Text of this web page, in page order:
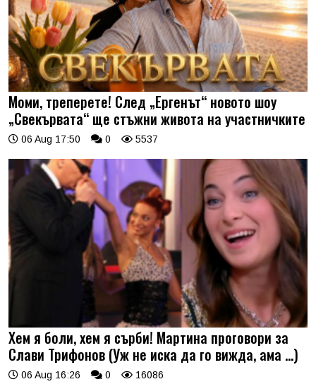
Моми, треперете! След „Ергенът“ новото шоу
„Свекървата“ ще стъжни живота на участничките
06 Aug 17:50 0 5537
Хем я боли, хем я сърби! Мартина проговори за
Слави Трифонов (Уж не иска да го вижда, ама …)
06 Aug 16:26 0 16086